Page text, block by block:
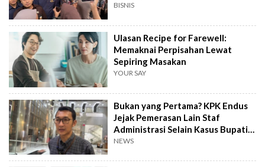
BISNIS
Ulasan Recipe for Farewell:
Memaknai Perpisahan Lewat
Sepiring Masakan
YOUR SAY
Bukan yang Pertama? KPK Endus
Jejak Pemerasan Lain Staf
Administrasi Selain Kasus Bupati
Pemalang
NEWS